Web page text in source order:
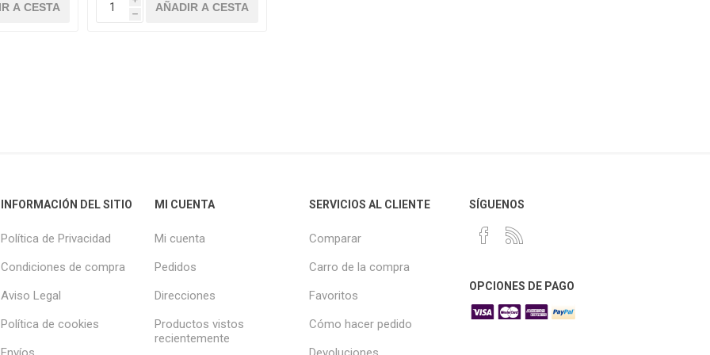
h
INFORMACIÓN DEL SITIO
Política de Privacidad
Condiciones de compra
Aviso Legal
Política de cookies
MI CUENTA
Mi cuenta
Pedidos
Direcciones
Productos vistos
recientemente
SERVICIOS AL CLIENTE
Comparar
Carro de la compra
Favoritos
Cómo hacer pedido
SÍGUENOS
OPCIONES DE PAGO